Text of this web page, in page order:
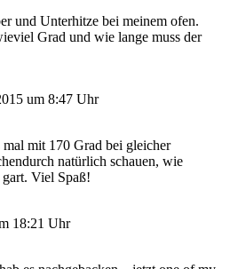
und Unterhitze bei meinem ofen.
Grad und wie lange muss der
um 8:47 Uhr
mal mit 170 Grad bei gleicher
natürlich schauen, wie
Viel Spaß!
18:21 Uhr